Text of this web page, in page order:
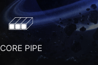
CORE PIPE